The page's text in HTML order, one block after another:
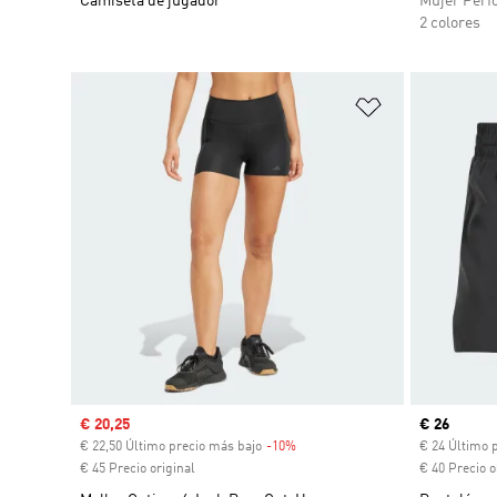
2 colores
Precio de venta
€ 20,25
€ 22,50 Último precio más bajo -10%
€ 45 Precio original
Precio
€ 26
€ 24 Último
€ 40 Precio